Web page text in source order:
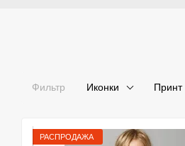
Фильтр Иконки Принт
РАСПРОДАЖА